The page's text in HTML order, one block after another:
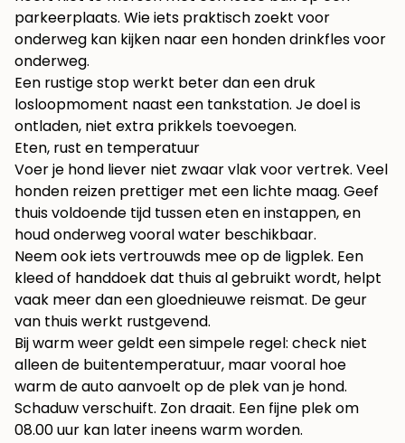
parkeerplaats. Wie iets praktisch zoekt voor
onderweg kan kijken naar een honden drinkfles voor
onderweg.
Een rustige stop werkt beter dan een druk
losloopmoment naast een tankstation. Je doel is
ontladen, niet extra prikkels toevoegen.
Eten, rust en temperatuur
Voer je hond liever niet zwaar vlak voor vertrek. Veel
honden reizen prettiger met een lichte maag. Geef
thuis voldoende tijd tussen eten en instappen, en
houd onderweg vooral water beschikbaar.
Neem ook iets vertrouwds mee op de ligplek. Een
kleed of handdoek dat thuis al gebruikt wordt, helpt
vaak meer dan een gloednieuwe reismat. De geur
van thuis werkt rustgevend.
Bij warm weer geldt een simpele regel: check niet
alleen de buitentemperatuur, maar vooral hoe
warm de auto aanvoelt op de plek van je hond.
Schaduw verschuift. Zon draait. Een fijne plek om
08.00 uur kan later ineens warm worden.